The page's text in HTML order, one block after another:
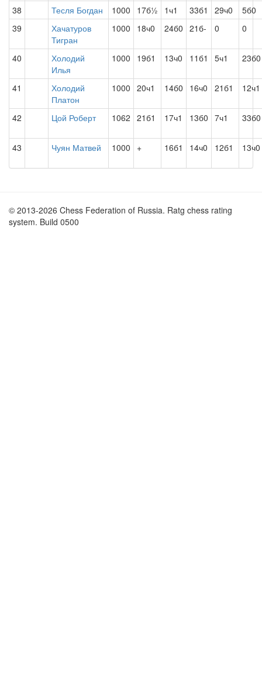
38 Тесля Богдан 1000 17б½ 1ч1 33б1 29ч0
5б0
39
Хачатуров
Тигран
1000 18ч0 24б0 21б- 0 0
40
Холодий
Илья
1000 19б1 13ч0 11б1 5ч1 23б0
41
Холодий
Платон
1000 20ч1 14б0 16ч0 21б1 12ч1
42 Цой Роберт 1062 21б1 17ч1 13б0 7ч1 33б0
43 Чуян Матвей 1000 + 16б1 14ч0 12б1 13ч0
© 2013-2026 Chess Federation of Russia. Ratg chess rating
system. Build 0500